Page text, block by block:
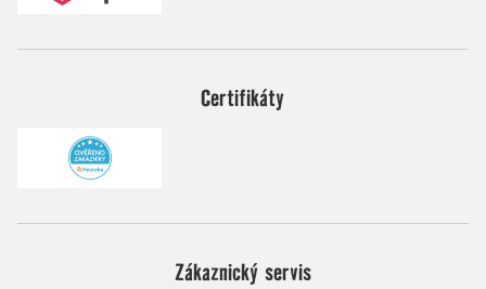
Certifikáty
Zákaznický servis